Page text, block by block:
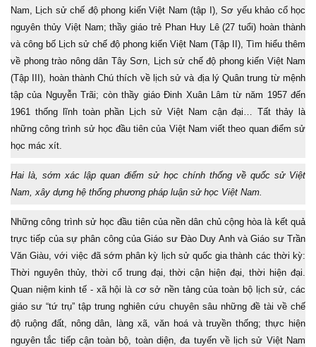
Nam, Lịch sử chế độ phong kiến Việt Nam (tập I), Sơ yếu khảo cổ học
nguyên thủy Việt Nam; thầy giáo trẻ Phan Huy Lê (27 tuổi) hoàn thành
và công bố Lịch sử chế độ phong kiến Việt Nam (Tập II), Tìm hiểu thêm
về phong trào nông dân Tây Sơn, Lịch sử chế độ phong kiến Việt Nam
(Tập III), hoàn thành Chú thích về lịch sử và địa lý Quân trung từ mệnh
tập của Nguyễn Trãi; còn thầy giáo Đinh Xuân Lâm từ năm 1957 đến
1961 thống lĩnh toàn phần Lịch sử Việt Nam cận đại… Tất thảy là
những công trình sử học đầu tiên của Việt Nam viết theo quan điểm sử
học mác xít.
Hai là, sớm xác lập quan điểm sử học chính thống về quốc sử Việt
Nam, xây dựng hệ thống phương pháp luận sử học Việt Nam.
Những công trình sử học đầu tiên của nền dân chủ cộng hòa là kết quả
trực tiếp của sự phân công của Giáo sư Đào Duy Anh và Giáo sư Trần
Văn Giàu, với việc đã sớm phân kỳ lịch sử quốc gia thành các thời kỳ:
Thời nguyên thủy, thời cổ trung đại, thời cận hiện đại, thời hiện đại.
Quan niệm kinh tế - xã hội là cơ sở nền tảng của toàn bộ lịch sử, các
giáo sư “tứ trụ” tập trung nghiên cứu chuyên sâu những đề tài về chế
độ ruộng đất, nông dân, làng xã, văn hoá và truyền thống; thực hiện
nguyên tắc tiếp cận toàn bộ, toàn diện, đa tuyến về lịch sử Việt Nam